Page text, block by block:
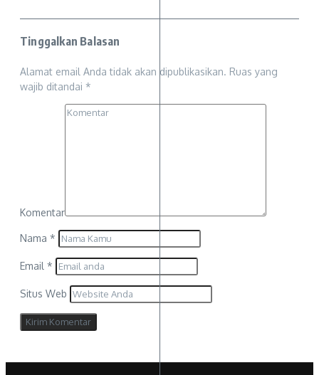
Tinggalkan Balasan
Alamat email Anda tidak akan dipublikasikan. Ruas yang
wajib ditandai *
Komentar
Nama *
Email *
Situs Web